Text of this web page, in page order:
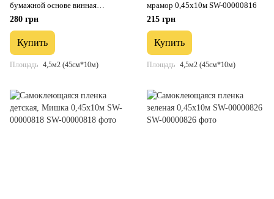
бумажной основе винная
0,45х10м SW-00000798
280 грн
Купить
Площадь 4,5м2 (45см*10м)
мрамор 0,45х10м SW-00000816
215 грн
Купить
Площадь 4,5м2 (45см*10м)